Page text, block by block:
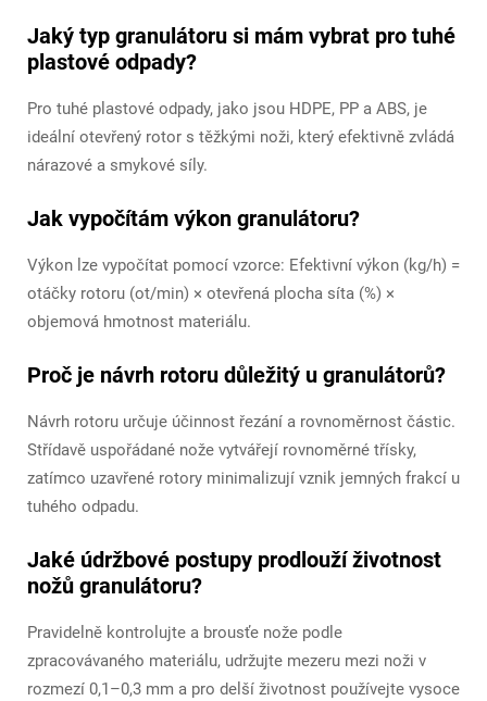
Jaký typ granulátoru si mám vybrat pro tuhé
plastové odpady?
Pro tuhé plastové odpady, jako jsou HDPE, PP a ABS, je
ideální otevřený rotor s těžkými noži, který efektivně zvládá
nárazové a smykové síly.
Jak vypočítám výkon granulátoru?
Výkon lze vypočítat pomocí vzorce: Efektivní výkon (kg/h) =
otáčky rotoru (ot/min) × otevřená plocha síta (%) ×
objemová hmotnost materiálu.
Proč je návrh rotoru důležitý u granulátorů?
Návrh rotoru určuje účinnost řezání a rovnoměrnost částic.
Střídavě uspořádané nože vytvářejí rovnoměrné třísky,
zatímco uzavřené rotory minimalizují vznik jemných frakcí u
tuhého odpadu.
Jaké údržbové postupy prodlouží životnost
nožů granulátoru?
Pravidelně kontrolujte a brousťe nože podle
zpracovávaného materiálu, udržujte mezeru mezi noži v
rozmezí 0,1–0,3 mm a pro delší životnost používejte vysoce